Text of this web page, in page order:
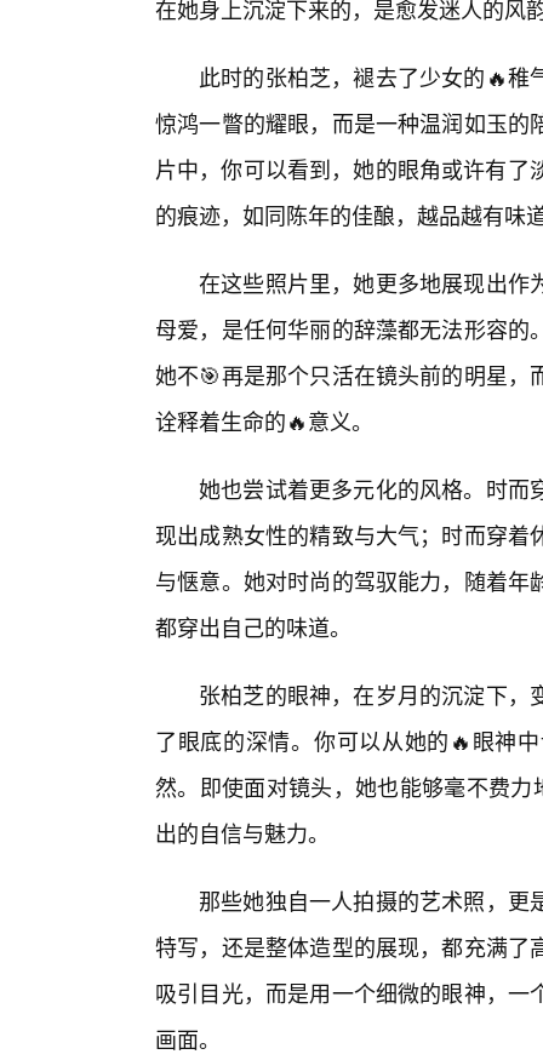
在她身上沉淀下来的，是愈发迷人的风
此时的张柏芝，褪去了少女的🔥
惊鸿一瞥的耀眼，而是一种温润如玉
片中，你可以看到，她的眼角或许有
的痕迹，如同陈年的佳酿，越品越有味
在这些照片里，她更多地展现出作
母爱，是任何华丽的辞藻都无法形容
她不🎯再是那个只活在镜头前的明星
诠释着生命的🔥意义。
她也尝试着更多元化的风格。时而
现出成熟女性的精致与大气；时而穿
与惬意。她对时尚的驾驭能力，随着
都穿出自己的味道。
张柏芝的眼神，在岁月的沉淀下
了眼底的深情。你可以从她的🔥眼神
然。即使面对镜头，她也能够毫不费
出的自信与魅力。
那些她独自一人拍摄的艺术照，
特写，还是整体造型的展现，都充满
吸引目光，而是用一个细微的眼神，
画面。